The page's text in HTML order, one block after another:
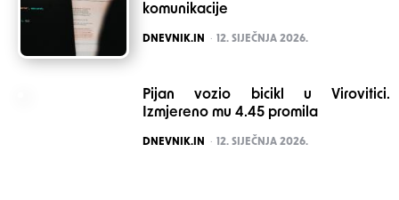
komunikacije
POSTED
DNEVNIK.IN 12. SIJEČNJA 2026.
Pijan vozio bicikl u Virovitici.
Izmjereno mu 4.45 promila
POSTED
DNEVNIK.IN 12. SIJEČNJA 2026.